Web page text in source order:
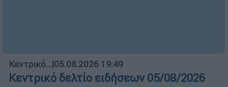
Κεντρικό...|05.08.2026 19:49
Κεντρικό δελτίο ειδήσεων 05/08/2026